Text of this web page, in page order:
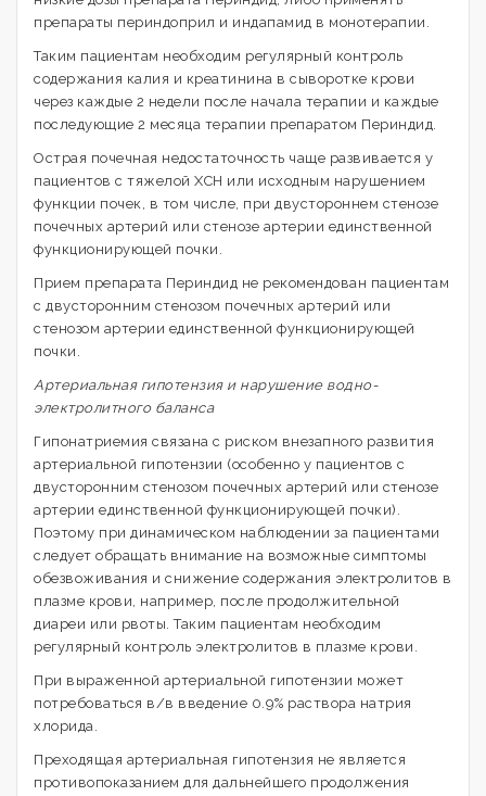
препараты периндоприл и индапамид в монотерапии.
Таким пациентам необходим регулярный контроль
содержания калия и креатинина в сыворотке крови
через каждые 2 недели после начала терапии и каждые
последующие 2 месяца терапии препаратом Периндид.
Острая почечная недостаточность чаще развивается у
пациентов с тяжелой ХСН или исходным нарушением
функции почек, в том числе, при двустороннем стенозе
почечных артерий или стенозе артерии единственной
функционирующей почки.
Прием препарата Периндид не рекомендован пациентам
с двусторонним стенозом почечных артерий или
стенозом артерии единственной функционирующей
почки.
Артериальная гипотензия и нарушение водно-
электролитного баланса
Гипонатриемия связана с риском внезапного развития
артериальной гипотензии (особенно у пациентов с
двусторонним стенозом почечных артерий или стенозе
артерии единственной функционирующей почки).
Поэтому при динамическом наблюдении за пациентами
следует обращать внимание на возможные симптомы
обезвоживания и снижение содержания электролитов в
плазме крови, например, после продолжительной
диареи или рвоты. Таким пациентам необходим
регулярный контроль электролитов в плазме крови.
При выраженной артериальной гипотензии может
потребоваться в/в введение 0.9% раствора натрия
хлорида.
Преходящая артериальная гипотензия не является
противопоказанием для дальнейшего продолжения